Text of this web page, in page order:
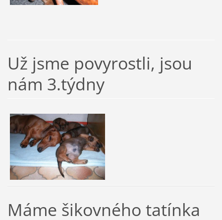
Už jsme povyrostli, jsou
nám 3.týdny
Máme šikovného tatínka